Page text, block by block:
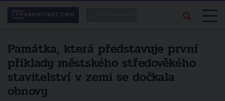
Památka, která představuje první
příklady městského středověkého
stavitelství v zemi se dočkala
obnovy